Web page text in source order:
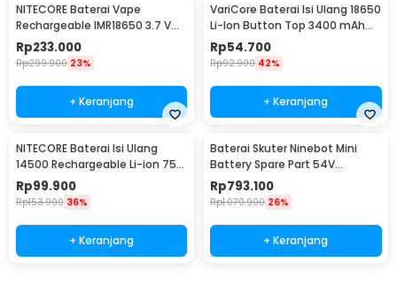
NITECORE Baterai Vape
Rechargeable IMR18650 3.7 V
3100mAh 1 PCS
Rp233.000
Rp299.900 23%
+ Keranjang
VariCore Baterai Isi Ulang 18650
Li-Ion Button Top 3400 mAh
3.7V 1 PCS 3400mAh
Rp54.700
Rp92.900 42%
+ Keranjang
NITECORE Baterai Isi Ulang
14500 Rechargeable Li-ion 750
mAh 3.6 V 1PC - NL1475R
Rp99.900
Rp153.900 36%
+ Keranjang
Baterai Skuter Ninebot Mini
Battery Spare Part 54V
4900mAh
Rp793.100
Rp1.070.900 26%
+ Keranjang